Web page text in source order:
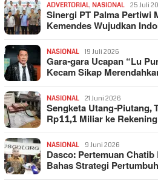
ADVERTORIAL, NASIONAL 25 Juli
Sinergi PT Palma Pertiwi
Kemendes Wujudkan
NASIONAL 19 Juli 2026
Gara-gara Ucapan “Lu
Kecam Sikap
NASIONAL 21 Juni 2026
Sengketa Utang-Piutang,
Rp11,1 Miliar ke
NASIONAL 9 Juni 2026
Dasco: Pertemuan
Bahas Strategi